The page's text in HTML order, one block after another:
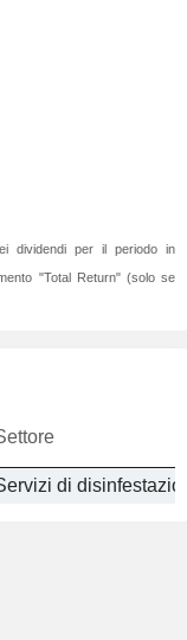
dividendi per il periodo in
"Total Return" (solo se
di